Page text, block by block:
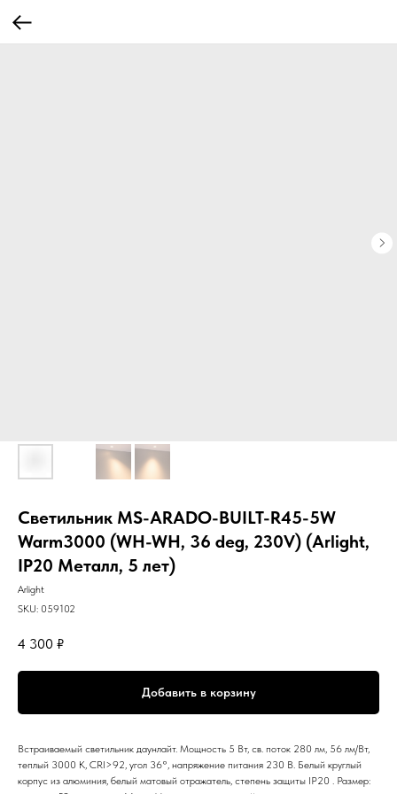
Светильник MS-ARADO-BUILT-R45-5W
Warm3000 (WH-WH, 36 deg, 230V) (Arlight,
IP20 Металл, 5 лет)
Arlight
SKU: 059102
4 300 ₽
Добавить в корзину
Встраиваемый светильник даунлайт. Мощность 5 Вт, св. поток 280 лм, 56 лм/Вт,
теплый 3000 K, CRI>92, угол 36°, напряжение питания 230 В. Белый круглый
корпус из алюминия, белый матовый отражатель, степень защиты IP20 . Размер: